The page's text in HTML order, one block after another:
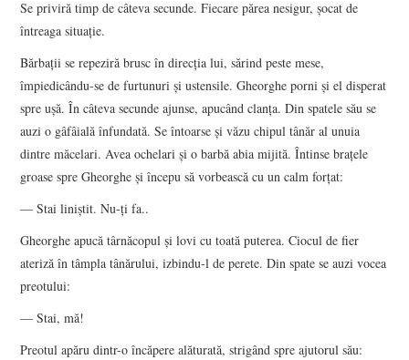
Se priviră timp de câteva secunde. Fiecare părea nesigur, șocat de
întreaga situație.
Bărbații se repeziră brusc în direcția lui, sărind peste mese,
împiedicându-se de furtunuri și ustensile. Gheorghe porni și el disperat
spre ușă. În câteva secunde ajunse, apucând clanța. Din spatele său se
auzi o gâfâială înfundată. Se întoarse și văzu chipul tânăr al unuia
dintre măcelari. Avea ochelari și o barbă abia mijită. Întinse brațele
groase spre Gheorghe și începu să vorbească cu un calm forțat:
— Stai liniștit. Nu-ți fa..
Gheorghe apucă târnăcopul și lovi cu toată puterea. Ciocul de fier
ateriză în tâmpla tânărului, izbindu-l de perete. Din spate se auzi vocea
preotului:
— Stai, mă!
Preotul apăru dintr-o încăpere alăturată, strigând spre ajutorul său: